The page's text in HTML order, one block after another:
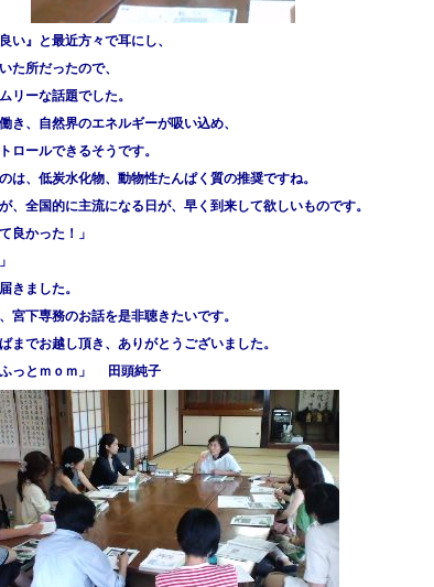
い』と最近方々で耳にし、
た所だったので、
リーな話題でした。
き、自然界のエネルギーが吸い込め、
ロールできるそうです。
は、低炭水化物、動物性たんぱく質の推奨ですね。
、全国的に主流になる日が、早く到来して欲しいものです。
良かった！」
きました。
宮下専務のお話を是非聴きたいです。
までお越し頂き、ありがとうございました。
ふっとｍｏｍ」 田頭純子